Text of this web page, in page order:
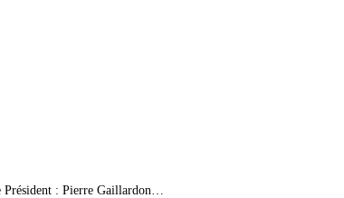
Président : Pierre Gaillardon…